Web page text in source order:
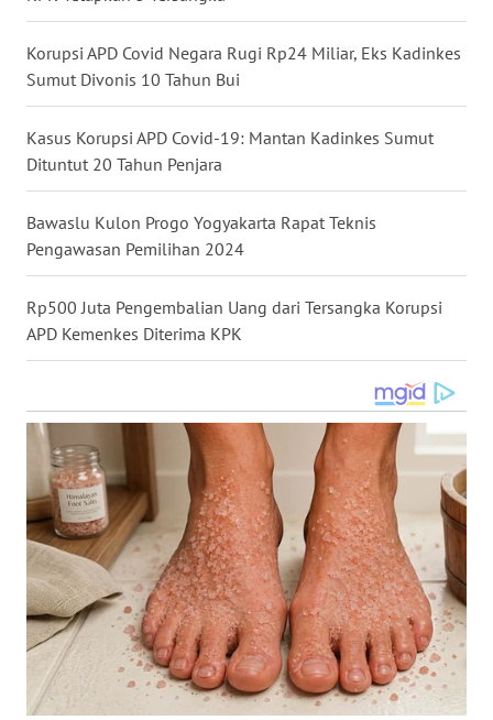
Korupsi APD Covid Negara Rugi Rp24 Miliar, Eks Kadinkes
Sumut Divonis 10 Tahun Bui
Kasus Korupsi APD Covid-19: Mantan Kadinkes Sumut
Dituntut 20 Tahun Penjara
Bawaslu Kulon Progo Yogyakarta Rapat Teknis
Pengawasan Pemilihan 2024
Rp500 Juta Pengembalian Uang dari Tersangka Korupsi
APD Kemenkes Diterima KPK
WN
NUSANTARA
WN
JOGJA
WN
JATIM
WN
KALTENG
WN
KALTARA
WN
KALSEL
WN
KALTIM